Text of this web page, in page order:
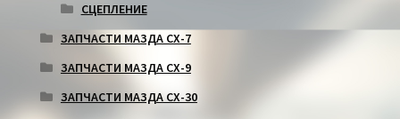
СЦЕПЛЕНИЕ
ЗАПЧАСТИ МАЗДА СХ-7
ЗАПЧАСТИ МАЗДА СХ-9
ЗАПЧАСТИ МАЗДА СХ-30